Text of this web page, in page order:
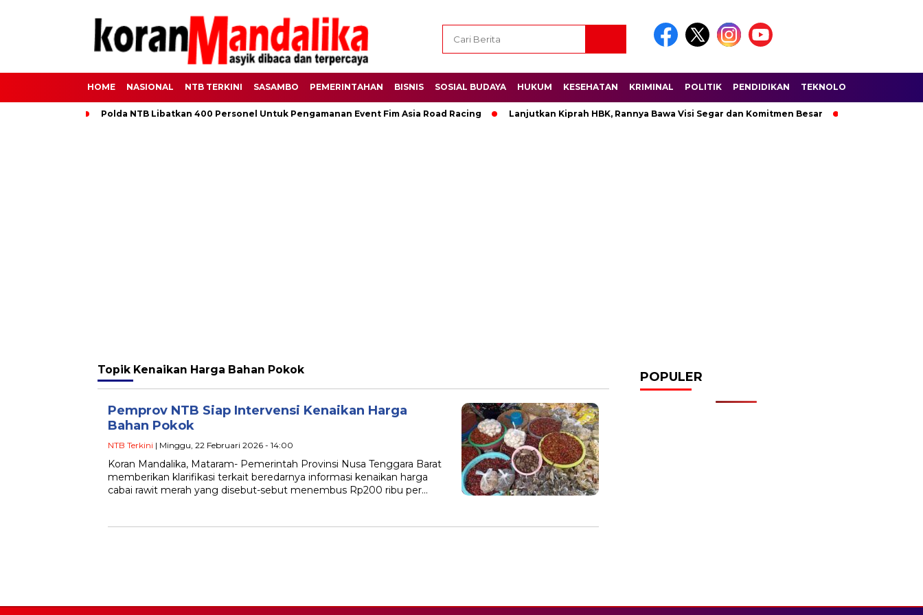
HOME NASIONAL NTB TERKINI SASAMBO PEMERINTAHAN BISNIS SOSIAL BUDAYA HUKUM KESEHATAN KRIMINAL POLITIK PENDIDIKAN TEKNOLOGI
Polda NTB Libatkan 400 Personel Untuk Pengamanan Event Fim Asia Road Racing Lanjutkan Kiprah HBK, Rannya Bawa Visi Segar dan Komitmen Besar
Topik Kenaikan Harga Bahan Pokok
‎Pemprov NTB Siap Intervensi Kenaikan Harga
Bahan Pokok
NTB Terkini | Minggu, 22 Februari 2026 - 14:00
Koran Mandalika, Mataram- Pemerintah Provinsi Nusa Tenggara Barat
memberikan klarifikasi terkait beredarnya informasi kenaikan harga
cabai rawit merah yang disebut-sebut menembus Rp200 ribu per…
POPULER